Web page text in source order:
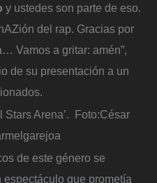
y ustedes son parte de eso.
del rap. Gracias por
Vamos a gritar: amén”,
de su presentación a un
Arena’. Foto:César
de este género se
que prometía